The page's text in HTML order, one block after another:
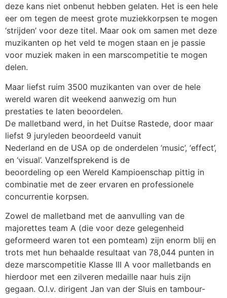
deze kans niet onbenut hebben gelaten. Het is een hele
eer om tegen de meest grote muziekkorpsen te mogen
‘strijden’ voor deze titel. Maar ook om samen met deze
muzikanten op het veld te mogen staan en je passie
voor muziek maken in een marscompetitie te mogen
delen.
Maar liefst ruim 3500 muzikanten van over de hele
wereld waren dit weekend aanwezig om hun
prestaties te laten beoordelen.
De malletband werd, in het Duitse Rastede, door maar
liefst 9 juryleden beoordeeld vanuit
Nederland en de USA op de onderdelen ‘music’, ‘effect’,
en ‘visual’. Vanzelfsprekend is de
beoordeling op een Wereld Kampioenschap pittig in
combinatie met de zeer ervaren en professionele
concurrentie korpsen.
Zowel de malletband met de aanvulling van de
majorettes team A (die voor deze gelegenheid
geformeerd waren tot een pomteam) zijn enorm blij en
trots met hun behaalde resultaat van 78,044 punten in
deze marscompetitie Klasse III A voor malletbands en
hierdoor met een zilveren medaille naar huis zijn
gegaan. O.l.v. dirigent Jan van der Sluis en tambour-